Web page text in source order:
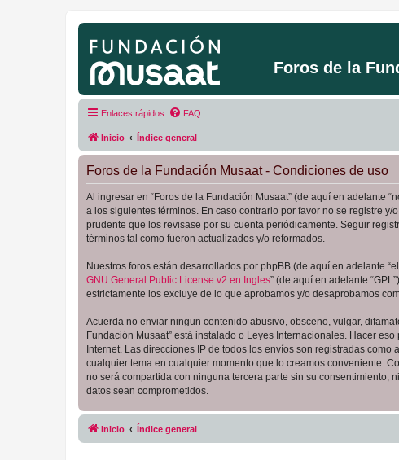
Foros de la
Enlaces rápidos FAQ
Inicio Índice general
Foros de la Fundación Musaat - Condiciones de uso
Al ingresar en “Foros de la Fundación Musaat” (de aquí en adelante
a los siguientes términos. En caso contrario por favor no se registre
prudente que los revisase por su cuenta periódicamente. Seguir
términos tal como fueron actualizados y/o reformados.
Nuestros foros están desarrollados por phpBB (de aquí en adelante
GNU General Public License v2 en Ingles” (de aquí en adelante
estrictamente los excluye de lo que aprobamos y/o desaprobamos
Acuerda no enviar ningun contenido abusivo, obsceno, vulgar,
Fundación Musaat” está instalado o Leyes Internacionales. Hacer
Internet. Las direcciones IP de todos los envíos son registradas
cualquier tema en cualquier momento que lo creamos conveniente.
no será compartida con ninguna tercera parte sin su consentimiento,
datos sean comprometidos.
Inicio Índice general